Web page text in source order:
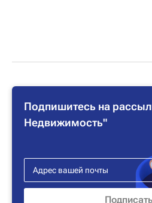
Подпишитесь на
Недвижимость"